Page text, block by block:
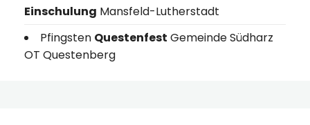
Einschulung Mansfeld-Lutherstadt
Pfingsten Questenfest Gemeinde Südharz
OT Questenberg